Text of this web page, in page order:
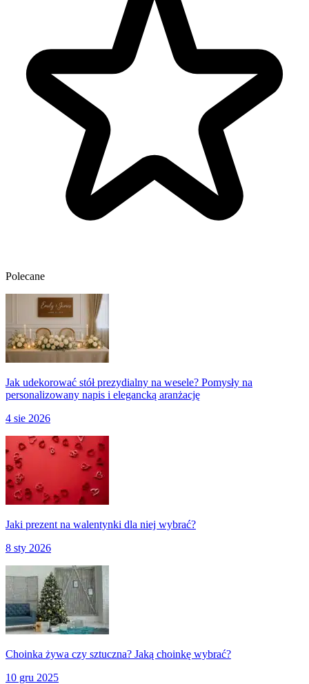
Polecane
Jak udekorować stół prezydialny na wesele? Pomysły na
personalizowany napis i elegancką aranżację
4 sie 2026
Jaki prezent na walentynki dla niej wybrać?
8 sty 2026
Choinka żywa czy sztuczna? Jaką choinkę wybrać?
10 gru 2025